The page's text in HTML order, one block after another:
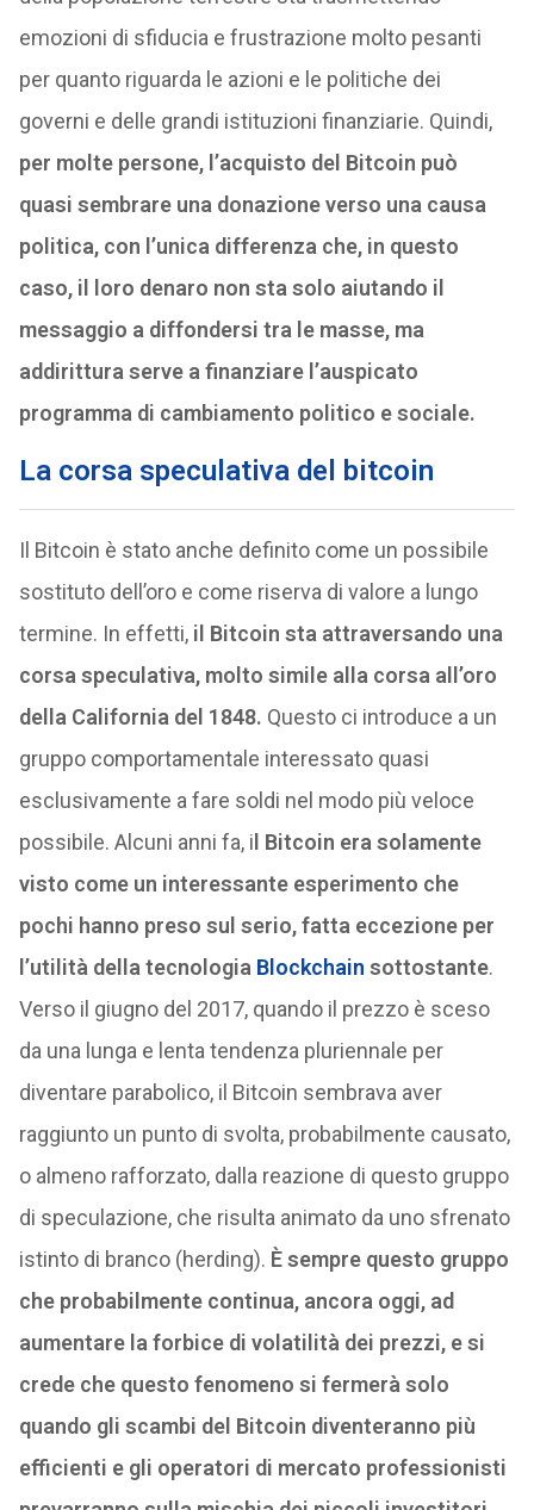
emozioni di sfiducia e frustrazione molto pesanti
per quanto riguarda le azioni e le politiche dei
governi e delle grandi istituzioni finanziarie. Quindi,
per molte persone, l’acquisto del Bitcoin può
quasi sembrare una donazione verso una causa
politica, con l’unica differenza che, in questo
caso, il loro denaro non sta solo aiutando il
messaggio a diffondersi tra le masse, ma
addirittura serve a finanziare l’auspicato
programma di cambiamento politico e sociale.
La corsa speculativa del bitcoin
Il Bitcoin è stato anche definito come un possibile
sostituto dell’oro e come riserva di valore a lungo
termine. In effetti, il Bitcoin sta attraversando una
corsa speculativa, molto simile alla corsa all’oro
della California del 1848. Questo ci introduce a un
gruppo comportamentale interessato quasi
esclusivamente a fare soldi nel modo più veloce
possibile. Alcuni anni fa, i l Bitcoin era solamente
visto come un interessante esperimento che
pochi hanno preso sul serio, fatta eccezione per
l’utilità della tecnologia Blockchain sottostante.
Verso il giugno del 2017, quando il prezzo è sceso
da una lunga e lenta tendenza pluriennale per
diventare parabolico, il Bitcoin sembrava aver
raggiunto un punto di svolta, probabilmente causato,
o almeno rafforzato, dalla reazione di questo gruppo
di speculazione, che risulta animato da uno sfrenato
istinto di branco (herding). È sempre questo gruppo
che probabilmente continua, ancora oggi, ad
aumentare la forbice di volatilità dei prezzi, e si
crede che questo fenomeno si fermerà solo
quando gli scambi del Bitcoin diventeranno più
efficienti e gli operatori di mercato professionisti